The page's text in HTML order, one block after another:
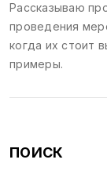
Рассказываю
проведения
когда их стоит
примеры.
ПОИСК